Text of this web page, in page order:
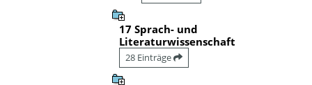
17 Sprach- und
Literaturwissenschaft
28 Einträge